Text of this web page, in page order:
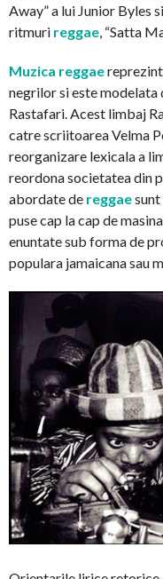
Away” a lui Junior Byles
ritmuri reggae, “Satta
Muzica reggae
negrilor si este
Rastafari. Acest limbaj
catre scriitoarea Velma
reorganizare lexicala a
reordona societatea din
abordate de reggae
puse cap la cap de
enuntate sub forma de
populara jamaicana sau